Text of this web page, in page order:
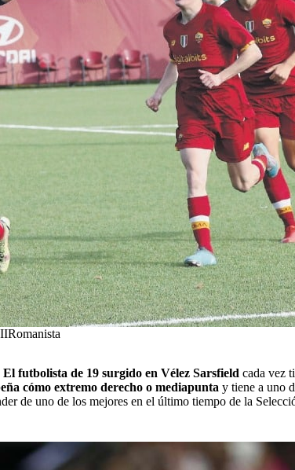
El futbolista de 19 surgido en Vélez Sarsfield cada vez
cómo extremo derecho o mediapunta y tiene a uno
de uno de los mejores en el último tiempo de la